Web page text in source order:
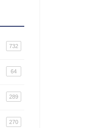
732
64
289
270